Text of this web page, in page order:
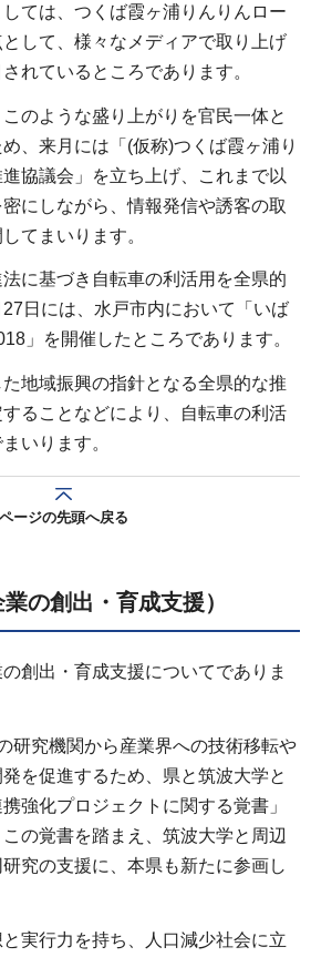
ては、つくば霞ヶ浦りんりんロー
して、様々なメディアで取り上げ
れているところであります。
のような盛り上がりを官民一体と
、来月には「(仮称)つくば霞ヶ浦り
協議会」を立ち上げ、これまで以
密にしながら、情報発信や誘客の取
てまいります。
に基づき自転車の利活用を全県的
日には、水戸市内において「いば
」を開催したところであります。
地域振興の指針となる全県的な推
ることなどにより、自転車の利活
いります。
ページの先頭へ戻る
業の創出・育成支援）
創出・育成支援についてでありま
研究機関から産業界への技術移転や
を促進するため、県と筑波大学と
強化プロジェクトに関する覚書」
の覚書を踏まえ、筑波大学と周辺
究の支援に、本県も新たに参画し
実行力を持ち、人口減少社会に立